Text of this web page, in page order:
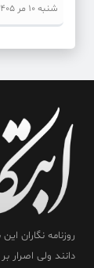
شنبه 10 مر 1405
روزنامه نگاران
دانند ولی اصرار